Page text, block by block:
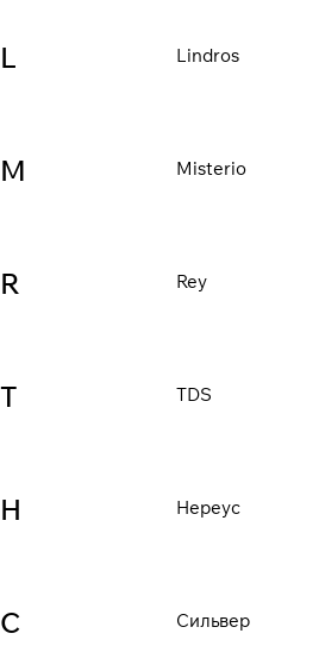
L Lindros
M Misterio
R Rey
T TDS
Н Нереус
С Сильвер